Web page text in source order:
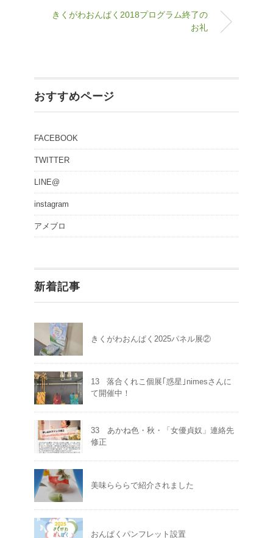
きくがわおんぱく2018プログラム終了の
お礼
おすすめページ
FACEBOOK
TWITTER
LINE@
instagram
アメブロ
新着記事
きくがわおんぱく2025パネル展②
13 落合くれこ個展｢惑星｣nimesさんに
て開催中！
33 あかね色・秋・「女優貞奴」連絡先
修正
美味らららで紹介されました
おんぱくパンフレット設置